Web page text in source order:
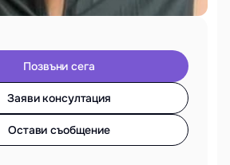
Позвъни сега
Заяви консултация
Остави съобщение